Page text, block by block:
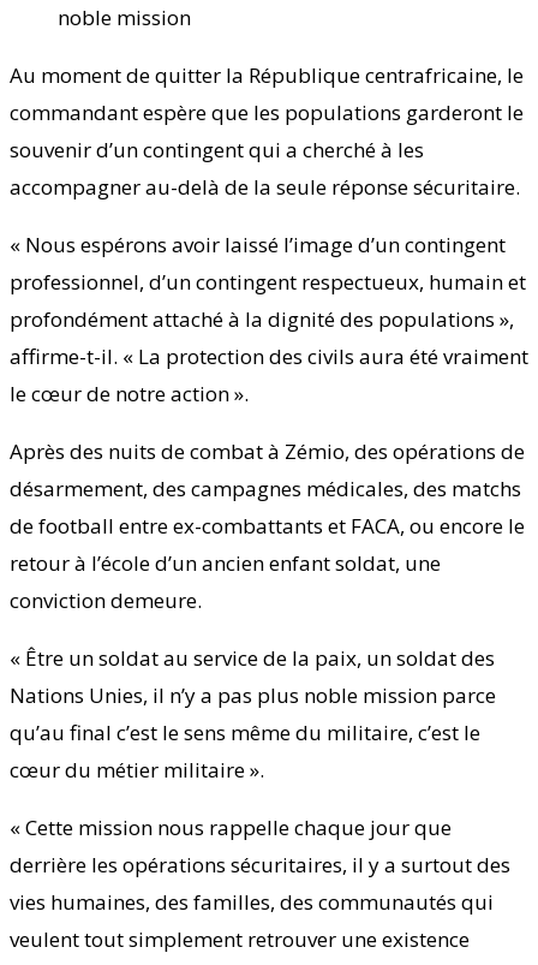
noble mission
Au moment de quitter la République centrafricaine, le
commandant espère que les populations garderont le
souvenir d’un contingent qui a cherché à les
accompagner au-delà de la seule réponse sécuritaire.
« Nous espérons avoir laissé l’image d’un contingent
professionnel, d’un contingent respectueux, humain et
profondément attaché à la dignité des populations »,
affirme-t-il. « La protection des civils aura été vraiment
le cœur de notre action ».
Après des nuits de combat à Zémio, des opérations de
désarmement, des campagnes médicales, des matchs
de football entre ex-combattants et FACA, ou encore le
retour à l’école d’un ancien enfant soldat, une
conviction demeure.
« Être un soldat au service de la paix, un soldat des
Nations Unies, il n’y a pas plus noble mission parce
qu’au final c’est le sens même du militaire, c’est le
cœur du métier militaire ».
« Cette mission nous rappelle chaque jour que
derrière les opérations sécuritaires, il y a surtout des
vies humaines, des familles, des communautés qui
veulent tout simplement retrouver une existence